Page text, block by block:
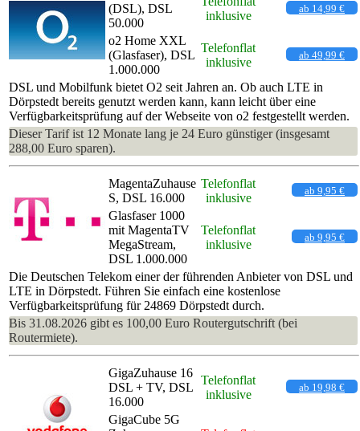
(DSL), DSL
50.000
inklusive
ab 14,99 €
o2 Home XXL
(Glasfaser), DSL
1.000.000
Telefonflat
inklusive
ab 49,99 €
DSL und Mobilfunk bietet O2 seit Jahren an. Ob auch LTE in
Dörpstedt bereits genutzt werden kann, kann leicht über eine
Verfügbarkeitsprüfung auf der Webseite von o2 festgestellt werden.
Dieser Tarif ist 12 Monate lang je 24 Euro günstiger (insgesamt
288,00 Euro sparen).
MagentaZuhause
S, DSL 16.000
Telefonflat
inklusive
ab 9,95 €
Glasfaser 1000
mit MagentaTV
MegaStream,
DSL 1.000.000
Telefonflat
inklusive
ab 9,95 €
Die Deutschen Telekom einer der führenden Anbieter von DSL und
LTE in Dörpstedt. Führen Sie einfach eine kostenlose
Verfügbarkeitsprüfung für 24869 Dörpstedt durch.
Bis 31.08.2026 gibt es 100,00 Euro Routergutschrift (bei
Routermiete).
GigaZuhause 16
DSL + TV, DSL
16.000
Telefonflat
inklusive
ab 19,98 €
GigaCube 5G